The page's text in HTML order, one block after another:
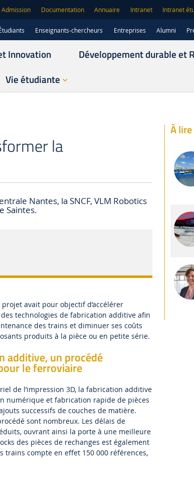
Admission Documentation Annuaire Intranet Intranet
Enseignants-chercheurs Entreprises Alumni
Innovation Développement durable et
Vie étudiante
la
Nantes, la SNCF, VLM Robotics
Saintes.
projet avait pour objectif d’accélérer
technologies de fabrication additive afin
des trains et diminuer ses coûts
produits à la pièce ou en petite série.
additive, un procédé
le ferroviaire
de l’impression 3D, la fabrication additive
numérique et fabrication rapide de pièces
successifs de couches de matière.
sont nombreux. Les délais de
ouvrant ainsi la porte à une meilleure
des pièces de rechanges est également
trains compte en effet 150 000 références,
À